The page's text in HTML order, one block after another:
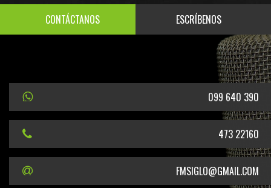
CONTÁCTANOS ESCRÍBENOS
099 640 390
473 22160
FMSIGLO@GMAIL.COM